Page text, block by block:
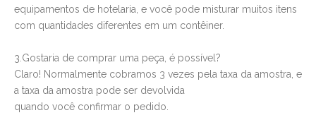
equipamentos de hotelaria, e você pode misturar muitos itens
com quantidades diferentes em um contêiner.
3.Gostaria de comprar uma peça, é possível?
Claro! Normalmente cobramos 3 vezes pela taxa da amostra, e
a taxa da amostra pode ser devolvida
quando você confirmar o pedido.